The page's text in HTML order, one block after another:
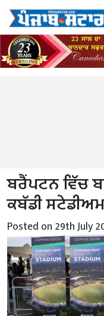
ਬਰੈਂਪਟਨ ਵਿੱਚ
ਕਬੱਡੀ
Posted on 29th July